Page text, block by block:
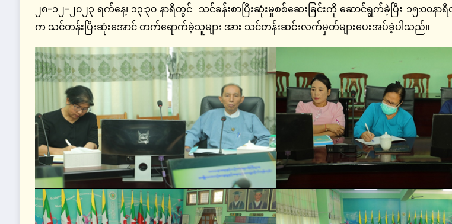
၂၈-၁၂-၂၀၂၃ ရက်နေ့၊ ၁၃:၃၀ နာရီတွင် သင်ခန်းစာပြီးဆုံးမှုစစ်ဆေးခြင်းကို ဆောင်ရွက်ခဲ့ပြီး ၁၅:၀
က သင်တန်းပြီးဆုံးအောင် တက်ရောက်ခဲ့သူများ အား သင်တန်းဆင်းလက်မှတ်များပေးအပ်ခဲ့ပါသည်။